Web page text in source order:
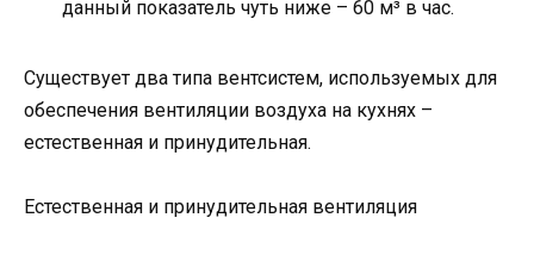
данный показатель чуть ниже – 60 м³ в час.
Существует два типа вентсистем, используемых для
обеспечения вентиляции воздуха на кухнях –
естественная и принудительная.
Естественная и принудительная вентиляция